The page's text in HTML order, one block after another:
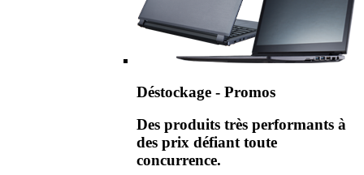
Déstockage - Promos
Des produits très performants à
des prix défiant toute
concurrence.